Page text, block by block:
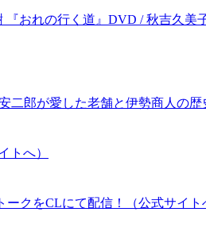
おれの行く道』DVD / 秋吉久
郎が愛した老舗と伊勢商人の歴
トへ）
クをCLにて配信！（公式サイト